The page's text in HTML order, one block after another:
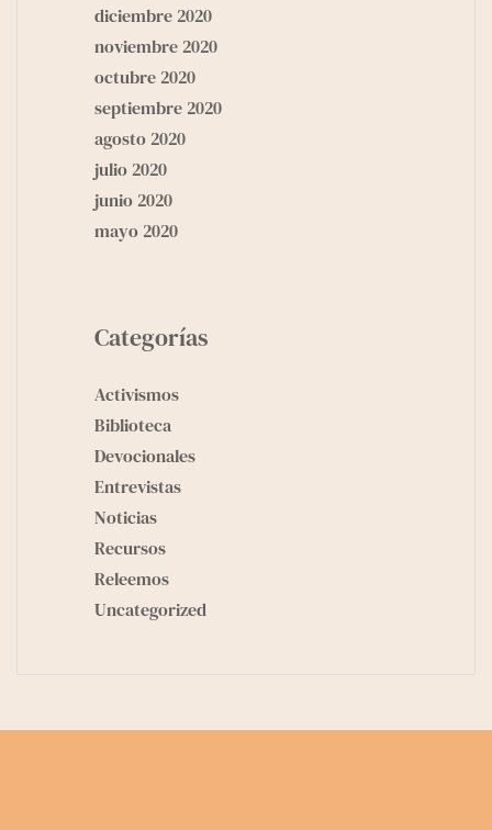
diciembre 2020
noviembre 2020
octubre 2020
septiembre 2020
agosto 2020
julio 2020
junio 2020
mayo 2020
Categorías
Activismos
Biblioteca
Devocionales
Entrevistas
Noticias
Recursos
Releemos
Uncategorized